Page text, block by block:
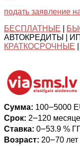
подать заявление
БЕСПЛАТНЫЕ
АВТОКРЕДИТЫ |
КРАТКОСРОЧНЫЕ
Сумма: 100౼5000
Срок: 2౼120
Ставка: 0౼53.9 %
Возраст: 20౼70 лет